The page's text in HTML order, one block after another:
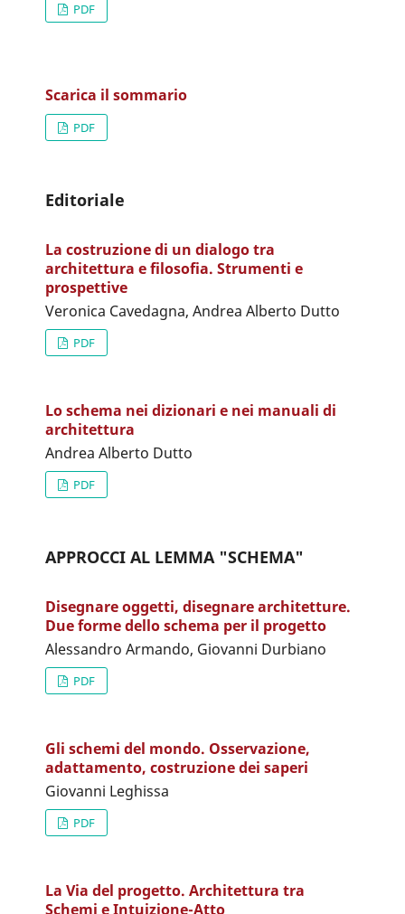
PDF
Scarica il sommario
PDF
Editoriale
La costruzione di un dialogo tra
architettura e filosofia. Strumenti e
prospettive
Veronica Cavedagna, Andrea Alberto Dutto
PDF
Lo schema nei dizionari e nei manuali di
architettura
Andrea Alberto Dutto
PDF
APPROCCI AL LEMMA "SCHEMA"
Disegnare oggetti, disegnare architetture.
Due forme dello schema per il progetto
Alessandro Armando, Giovanni Durbiano
PDF
Gli schemi del mondo. Osservazione,
adattamento, costruzione dei saperi
Giovanni Leghissa
PDF
La Via del progetto. Architettura tra
Schemi e Intuizione-Atto